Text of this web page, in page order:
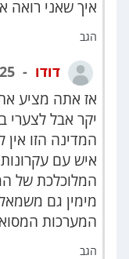
איך שאני רואה
הגב
דודו
אז אתה מציע את
יקר אבל
המדינה הזו אין
איש עם
המלוכלכת של
מימין גם
המערכות
הגב